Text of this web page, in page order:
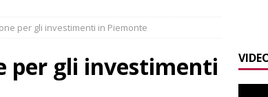
della Polizia: controlli, denunce e lotta al
di San Rocco dimostra che Santo Stefano Belbo è un
per gli investimenti in Piemonte
per gli investimenti